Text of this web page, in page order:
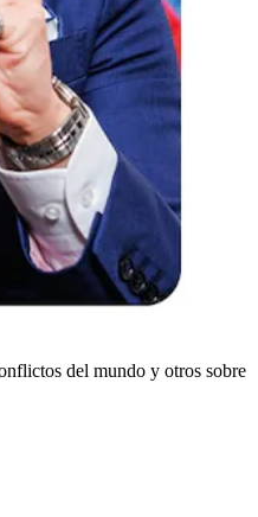
del mundo y otros sobre